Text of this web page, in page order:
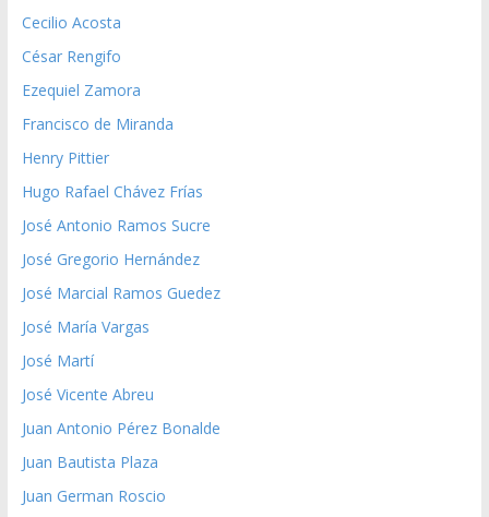
Cecilio Acosta
César Rengifo
Ezequiel Zamora
Francisco de Miranda
Henry Pittier
Hugo Rafael Chávez Frías
José Antonio Ramos Sucre
José Gregorio Hernández
José Marcial Ramos Guedez
José María Vargas
José Martí
José Vicente Abreu
Juan Antonio Pérez Bonalde
Juan Bautista Plaza
Juan German Roscio